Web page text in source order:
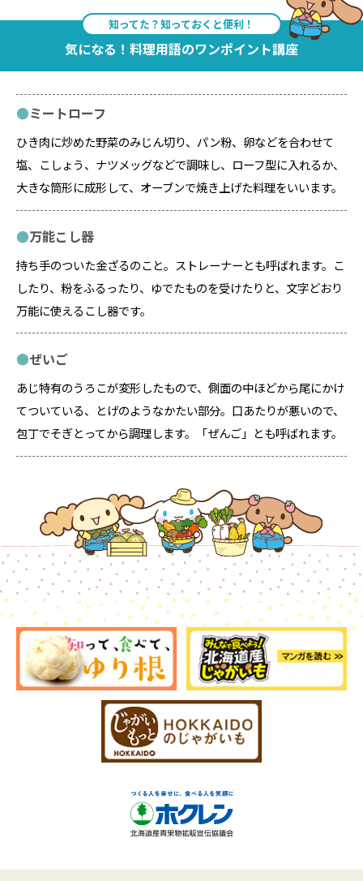
知ってた？知っておくと便利！
気になる！料理用語のワンポイント講座
ミートローフ
ひき肉に炒めた野菜のみじん切り、パン粉、卵などを合わせて
塩、こしょう、ナツメッグなどで調味し、ローフ型に入れるか、
大きな筒形に成形して、オーブンで焼き上げた料理をいいます。
万能こし器
持ち手のついた金ざるのこと。ストレーナーとも呼ばれます。こ
したり、粉をふるったり、ゆでたものを受けたりと、文字どおり
万能に使えるこし器です。
ぜいご
あじ特有のうろこが変形したもので、側面の中ほどから尾にかけ
てついている、とげのようなかたい部分。口あたりが悪いので、
包丁でそぎとってから調理します。「ぜんご」とも呼ばれます。